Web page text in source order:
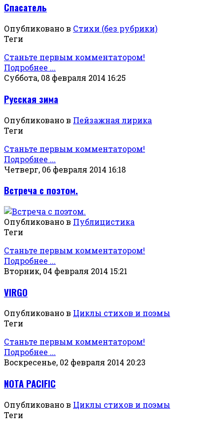
Спасатель
Опубликовано в Стихи (без рубрики)
Теги
Станьте первым комментатором!
Подробнее ...
Суббота, 08 февраля 2014 16:25
Русская зима
Опубликовано в Пейзажная лирика
Теги
Станьте первым комментатором!
Подробнее ...
Четверг, 06 февраля 2014 16:18
Встреча с поэтом.
Опубликовано в Публицистика
Теги
Станьте первым комментатором!
Подробнее ...
Вторник, 04 февраля 2014 15:21
VIRGO
Опубликовано в Циклы стихов и поэмы
Теги
Станьте первым комментатором!
Подробнее ...
Воскресенье, 02 февраля 2014 20:23
NOTA PACIFIC
Опубликовано в Циклы стихов и поэмы
Теги